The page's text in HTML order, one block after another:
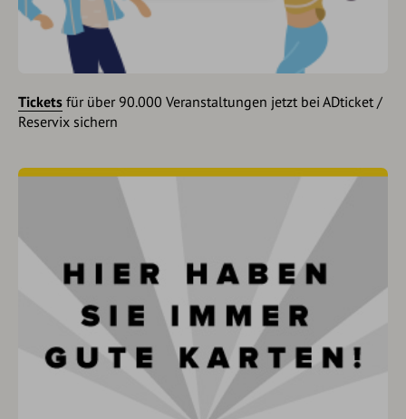
Tickets für über 90.000 Veranstaltungen jetzt bei ADticket /
Reservix sichern